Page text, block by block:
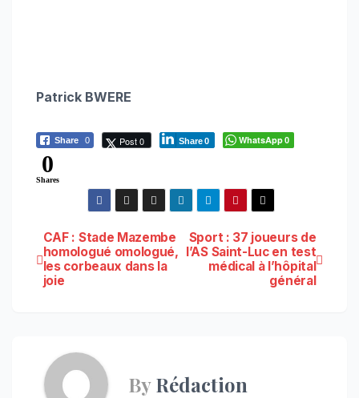
Patrick BWERE
Share 0 Post 0 Share0 WhatsApp0
0
Shares
Navigation
de
Sport : 37 joueurs de
l’AS Saint-Luc en test
médical à l’hôpital
général
CAF : Stade Mazembe
homologué omologué,
les corbeaux dans la
joie
ByRédaction